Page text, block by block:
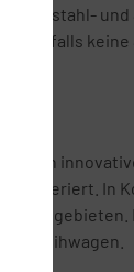
Diebstahl-
ebenfalls
durch
offeriert. In
Leihwagen.